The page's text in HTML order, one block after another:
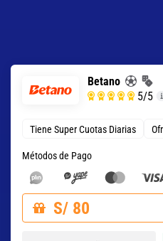
Betano
5/5
Tiene Super Cuotas Diarias
Métodos de Pago
S/ 80